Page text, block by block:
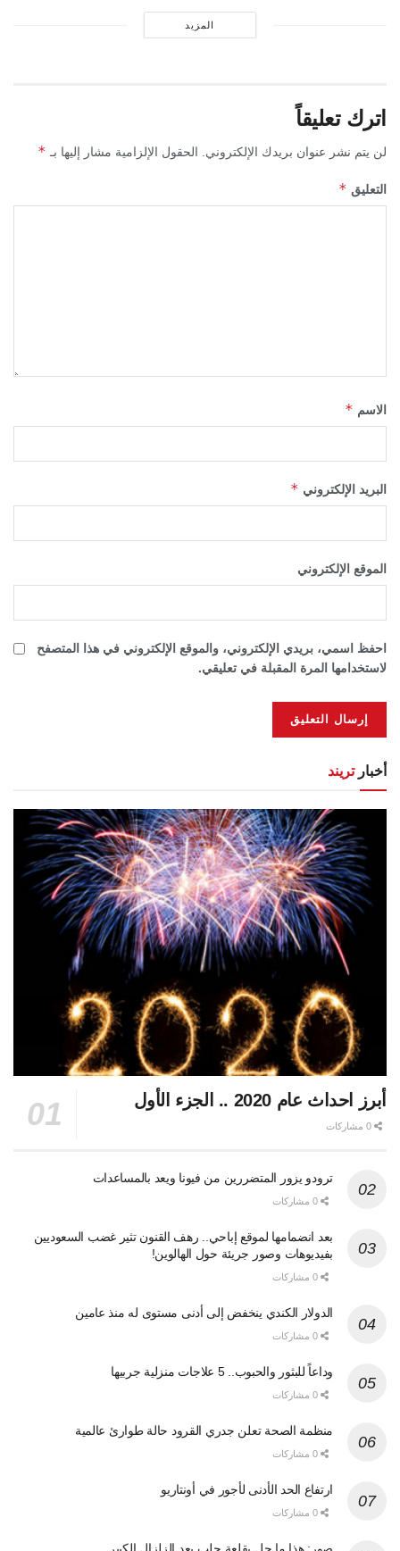
المزيد
اترك تعليقاً
لن يتم نشر عنوان بريدك الإلكتروني. الحقول الإلزامية مشار إليها بـ *
التعليق *
الاسم *
البريد الإلكتروني *
الموقع الإلكتروني
احفظ اسمي، بريدي الإلكتروني، والموقع الإلكتروني في هذا المتصفح
لاستخدامها المرة المقبلة في تعليقي.
أخبارتريند
أبرز احداث عام 2020 .. الجزء الأول
ترودو يزور المتضررين من فيونا ويعد بالمساعدات
بعد انضمامها لموقع إباحي.. رهف القنون تثير غضب السعوديين
بفيديوهات وصور جريئة حول الهالوين!
الدولار الكندي ينخفض إلى أدنى مستوى له منذ عامين
وداعاً للبثور والحبوب.. 5 علاجات منزلية جربيها
منظمة الصحة تعلن جدري القرود حالة طوارئ عالمية
ارتفاع الحد الأدنى لأجور في أونتاريو